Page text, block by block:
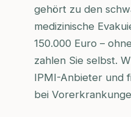
gehört zu den
medizinische
150.000 Euro –
zahlen Sie selbst.
IPMI-Anbieter und
bei